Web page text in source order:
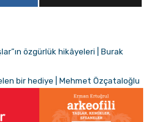
özgürlük hikâyeleri | Burak
bir hediye | Mehmet Özçataloğlu